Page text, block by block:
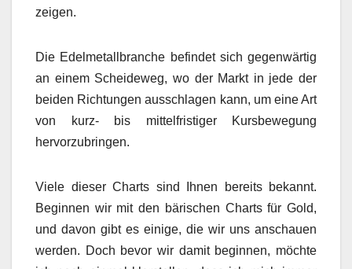
zeigen.
Die Edelmetallbranche befindet sich gegenwärtig
an einem Scheideweg, wo der Markt in jede der
beiden Richtungen ausschlagen kann, um eine Art
von kurz- bis mittelfristiger Kursbewegung
hervorzubringen.
Viele dieser Charts sind Ihnen bereits bekannt.
Beginnen wir mit den bärischen Charts für Gold,
und davon gibt es einige, die wir uns anschauen
werden. Doch bevor wir damit beginnen, möchte